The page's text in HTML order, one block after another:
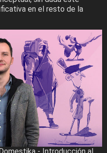
en el resto de la